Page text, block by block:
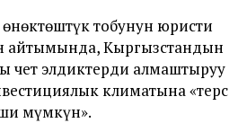
тобунун юристи
айтымында, Кыргызстандын
чет элдиктерди алмаштыруу
климатына «терс
мүмкүн».